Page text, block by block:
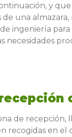
y
de una
ingeniería
necesidades
de recepción,
recogidas en el